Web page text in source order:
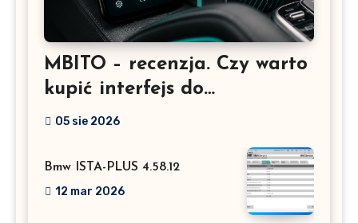
MBITO – recenzja. Czy warto
kupić interfejs do
Mercedesa? Test, opinia i
05 sie 2026
Bmw ISTA-PLUS 4.58.12
12 mar 2026